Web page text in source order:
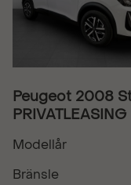
Peugeot 2008
PRIVATLEASING
Modellår
Bränsle